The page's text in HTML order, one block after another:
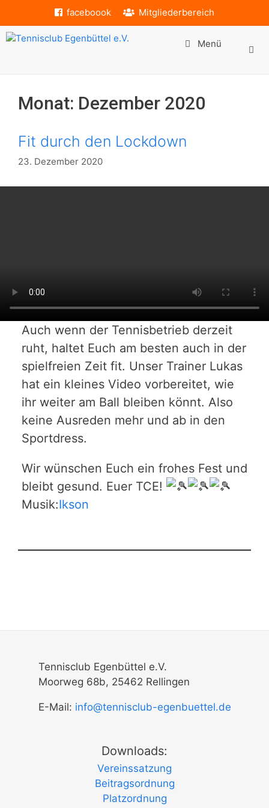
springen
faceboook Mitgliederbereich
Menü
Monat: Dezember 2020
Fit durch den Lockdown
23. Dezember 2020
Auch wenn der Tennisbetrieb derzeit
ruht, haltet Euch am besten auch in der
spielfreien Zeit fit. Unser Trainer Lukas
hat ein kleines Video vorbereitet, wie
ihr weiter am Ball bleiben könnt. Also
keine Ausreden mehr und ab in den
Sportdress.
Wir wünschen Euch ein frohes Fest und
bleibt gesund. Euer TCE!
Musik:Ikson
Tennisclub Egenbüttel e.V.
Moorweg 68b, 25462 Rellingen
E-Mail: info@tennisclub-egenbuettel.de
Downloads:
Vereinssatzung
Beitragsordnung
Platzordnung